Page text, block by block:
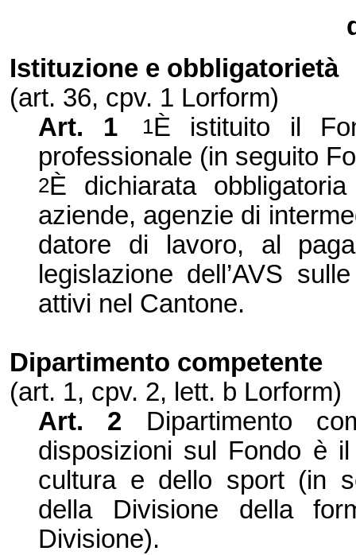
Istituzione e obbligatorietà
(art. 36, cpv. 1 Lorform)
Art. 1
1È istituito il
professionale (in seguito
2È dichiarata
aziende, agenzie di
datore di lavoro, al
legislazione dell’AVS
attivi nel Cantone.
Dipartimento competente
(art. 1, cpv. 2, lett. b Lorform)
Art. 2
Dipartimento
disposizioni sul Fondo è il
cultura e dello sport (in
della Divisione della
Divisione).